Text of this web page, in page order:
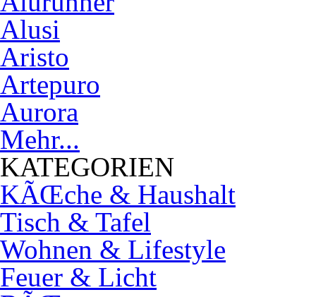
Alusi
Aristo
Artepuro
Aurora
Mehr...
KATEGORIEN
KÃŒche & Haushalt
Tisch & Tafel
Wohnen & Lifestyle
Feuer & Licht